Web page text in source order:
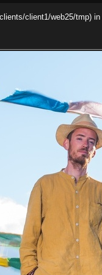
client1/web25/tmp) in